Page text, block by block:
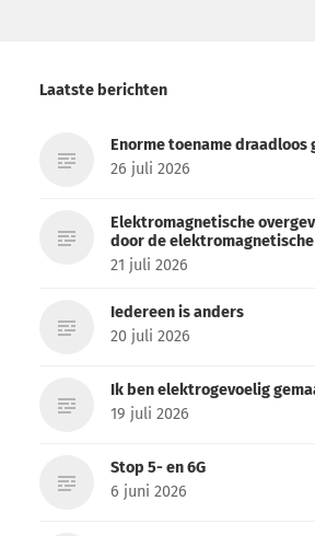
Laatste berichten
Enorme toename draadloos
26 juli 2026
Elektromagnetische
door de
21 juli 2026
Iedereen is anders
20 juli 2026
Ik ben elektrogevoelig
19 juli 2026
Stop 5- en 6G
6 juni 2026